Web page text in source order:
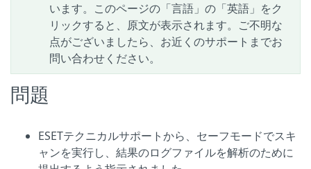
います。このページの「言語」の「英語」をク
リックすると、原文が表示されます。ご不明な
点がございましたら、お近くのサポートまでお
問い合わせください。
問題
ESETテクニカルサポートから、セーフモードでスキ
ャンを実行し、結果のログファイルを解析のために